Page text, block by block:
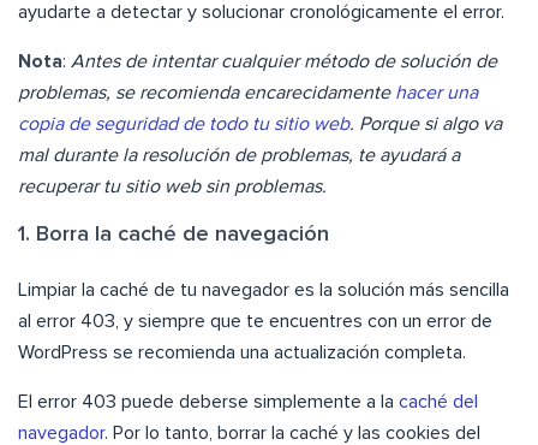
ayudarte a detectar y solucionar cronológicamente el error.
Nota: Antes de intentar cualquier método de solución de
problemas, se recomienda encarecidamente hacer una
copia de seguridad de todo tu sitio web. Porque si algo va
mal durante la resolución de problemas, te ayudará a
recuperar tu sitio web sin problemas.
1. Borra la caché de navegación
Limpiar la caché de tu navegador es la solución más sencilla
al error 403, y siempre que te encuentres con un error de
WordPress se recomienda una actualización completa.
El error 403 puede deberse simplemente a la caché del
navegador. Por lo tanto, borrar la caché y las cookies del